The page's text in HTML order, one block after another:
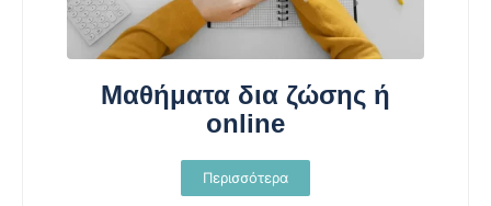
Μαθήματα δια ζώσης ή
online
Περισσότερα